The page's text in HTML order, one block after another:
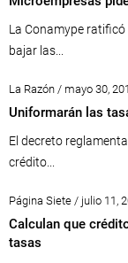
La Conamype
bajar las...
La Razón / mayo 30,
Uniformarán las
El decreto
crédito...
Página Siete / julio 11,
Calculan que
tasas